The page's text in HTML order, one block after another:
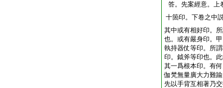
答。先案經意。上
十箇印。下卷之中
其中或有相好印。
也。或有嚴身印。
執持器仗等印。所
印。鉞斧等印也。
其一爲根本印。有
伽梵無量廣大力難
先以手背互相著乃